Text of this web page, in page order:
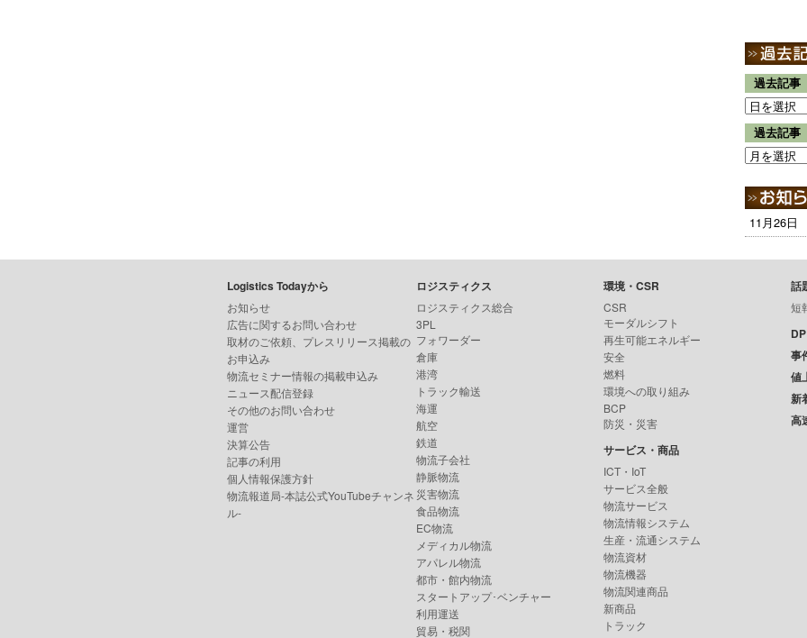
過去記事
過去記事
11月26日
Logistics Todayから
お知らせ
広告に関するお問い合わせ
取材のご依頼、プレスリリース掲載の
お申込み
物流セミナー情報の掲載申込み
ニュース配信登録
その他のお問い合わせ
運営
決算公告
記事の利用
個人情報保護方針
物流報道局-本誌公式YouTubeチャンネ
ル-
ロジスティクス
ロジスティクス総合
3PL
フォワーダー
倉庫
港湾
トラック輸送
海運
航空
鉄道
物流子会社
静脈物流
災害物流
食品物流
EC物流
メディカル物流
アパレル物流
都市・館内物流
スタートアップ･ベンチャー
利用運送
貿易・税関
環境・CSR
CSR
モーダルシフト
再生可能エネルギー
安全
燃料
環境への取り組み
BCP
防災・災害
サービス・商品
ICT・IoT
サービス全般
物流サービス
物流情報システム
生産・流通システム
物流資材
物流機器
物流関連商品
新商品
トラック
話
短
事
値
新
高